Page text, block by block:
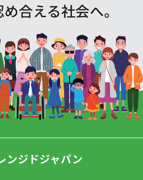
合える社会へ。
ンジドジャパン